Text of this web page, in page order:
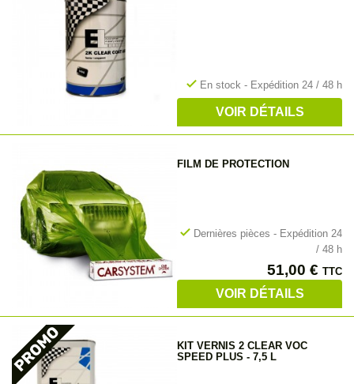
check En stock - Expédition 24 / 48 h
VOIR DÉTAILS
FILM DE PROTECTION
check Dernières pièces - Expédition 24
/ 48 h
Prix
51,00 € TTC
VOIR DÉTAILS
KIT VERNIS 2 CLEAR VOC
SPEED PLUS - 7,5 L